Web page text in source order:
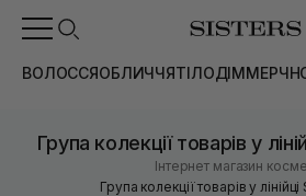
ВОЛОССЯОБЛИЧЧЯТІЛОДІММЕРЧ
Група колекції товарів у
Інтернет магазин
Група колекції товарів у